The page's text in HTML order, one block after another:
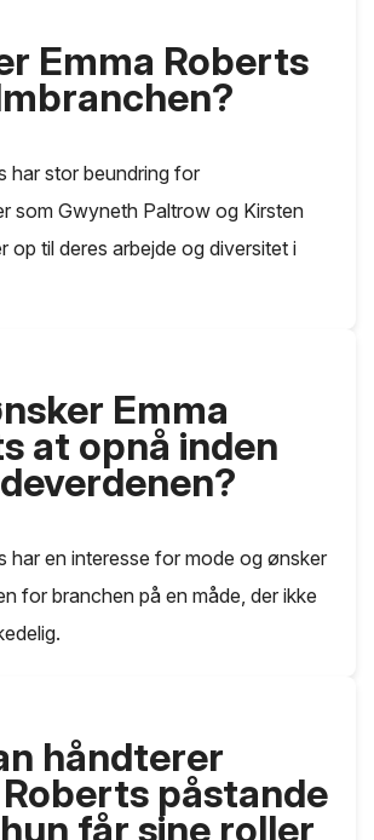
Emma Roberts
har stor beundring for
som Gwyneth Paltrow og Kirsten
op til deres arbejde og diversitet i
Emma
at opnå inden
har en interesse for mode og ønsker
for branchen på en måde, der ikke
håndterer
påstande
får sine roller